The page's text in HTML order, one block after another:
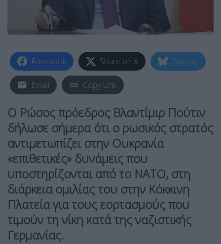
Facebook Share on X Bluesky
Email Copy Link
Ο Ρώσος πρόεδρος Βλαντίμιρ Πούτιν
δήλωσε σήμερα ότι ο ρωσικός στρατός
αντιμετωπίζει στην Ουκρανία
«επιθετικές» δυνάμεις που
υποστηρίζονται από το ΝΑΤΟ, στη
διάρκεια ομιλίας του στην Κόκκινη
Πλατεία για τους εορτασμούς που
τιμούν τη νίκη κατά της ναζιστικής
Γερμανίας.